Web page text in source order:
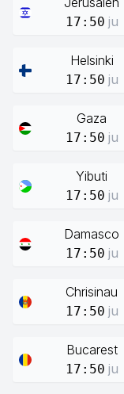
17:50 ju
Helsinki
17:50 ju
Gaza
17:50 ju
Yibuti
17:50 ju
Damasco
17:50 ju
Chrisinau
17:50 ju
Bucarest
17:50 ju